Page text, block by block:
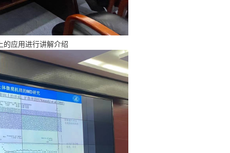
的应用进行讲解介绍